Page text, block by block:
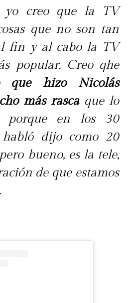
le pasó la cuenta.
con las críticas
en especial cuando
sobre un
"Un día mi hijo
'te vas a morir y
día me retiré, no
", recuerda con dolor.
prefiere resguardar
lejos de los eventos
se define como
yo creo que la TV
que no son tan
fin y al cabo la TV
popular. Creo qhe
que hizo Nicolás
más rascaque lo
porque en los 30
habló dijo como 20
bueno, es la tele,
de que estamos